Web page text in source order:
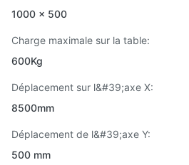
1000 × 500
Charge maximale sur la table:
600Kg
Déplacement sur l&#39;axe X:
8500mm
Déplacement de l&#39;axe Y:
500 mm